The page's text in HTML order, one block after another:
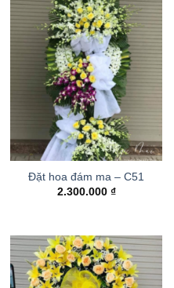
Đặt hoa đám ma – C51
2.300.000 ₫